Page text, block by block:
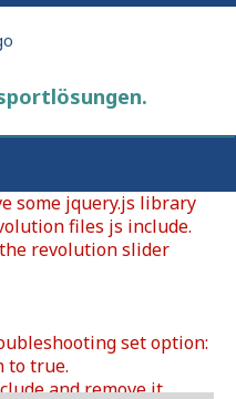
some jquery.js library
files js include.
revolution slider
set option:
to true.
and remove it.